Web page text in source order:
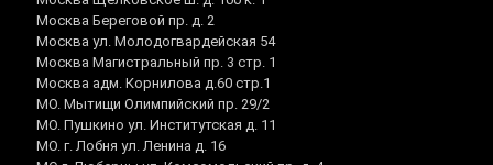
Москва Береговой пр. д. 2
Москва ул. Молодогвардейская 54
Москва Магистральный пр. 3 стр. 1
Москва адм. Корнилова д.60 стр.1
МО. Мытищи Олимпийский пр. 29/2
МО. Пушкино ул. Институтская д. 11
МО. г. Лобня ул. Ленина д. 16